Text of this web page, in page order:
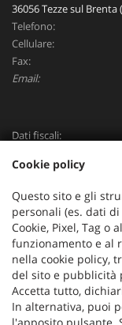
36056 Tezze sul Brenta
Telefono:
Cellulare:
Fax:
Email:
Dati fiscali:
Via Nazionale, 171 PD -
Registro delle imprese:
Cookie policy
Questo sito e gli
personali (es. dati
Cookie, Pixel, Tag o
funzionamento e al
nella cookie policy,
del sito e pubblicità
Accetta tutto,
In alternativa, puoi